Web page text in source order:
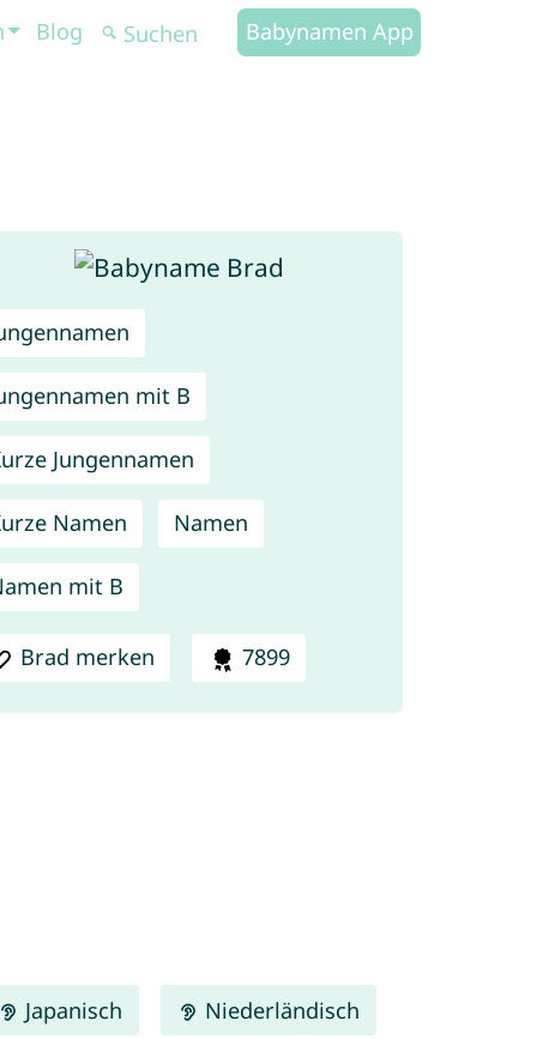
Blog Babynamen App
mit B
Jungennamen
Namen Namen
mit B
Brad merken 7899
Japanisch Niederländisch